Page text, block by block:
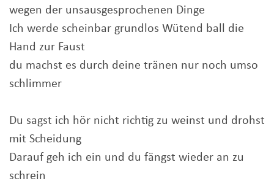
wegen der unsausgesprochenen Dinge
Ich werde scheinbar grundlos Wütend ball die
Hand zur Faust
du machst es durch deine tränen nur noch umso
schlimmer
Du sagst ich hör nicht richtig zu weinst und drohst
mit Scheidung
Darauf geh ich ein und du fängst wieder an zu
schrein